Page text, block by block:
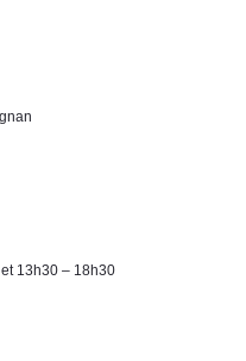
13h30 – 18h30